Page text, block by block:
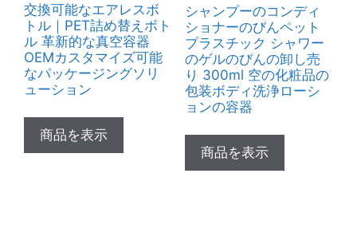
交換可能なエアレスボ
トル｜PET詰め替えボト
ル 革新的な真空容器
OEMカスタマイズ可能
なパッケージングソリ
ューション
商品を表示
シャンプーのコンディ
ショナーのびんペット
プラスチック シャワー
のゲルのびんの卸し売
り 300ml 空の化粧品の
包装ボディ洗浄ローシ
ョンの容器
商品を表示